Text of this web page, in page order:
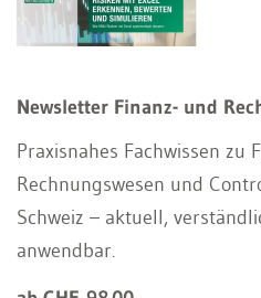
Newsletter Finanz- und
Praxisnahes Fachwissen zu
Rechnungswesen und
Schweiz – aktuell,
anwendbar.